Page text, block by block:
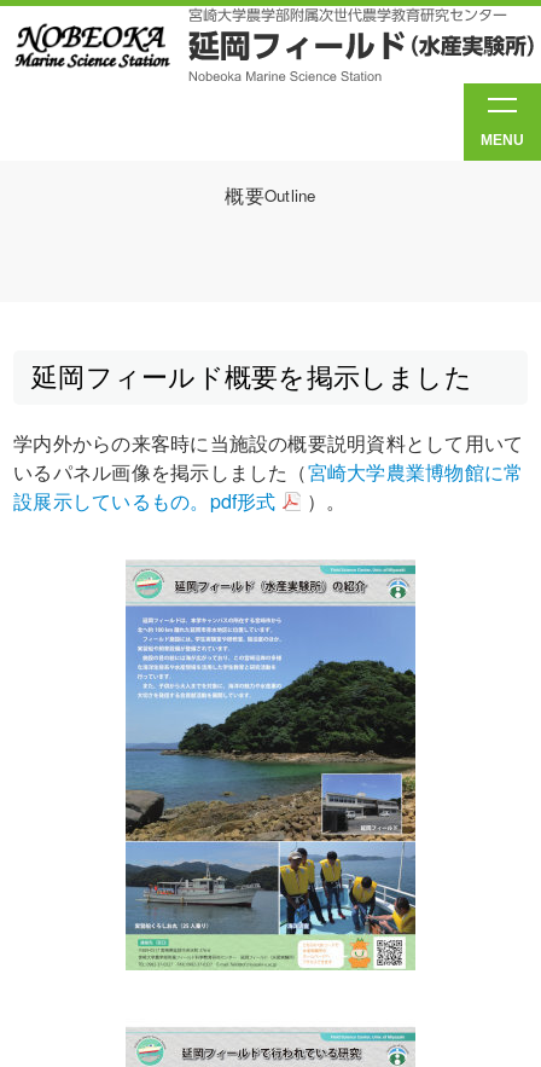
MENU
概要Outline
延岡フィールド概要を掲示しました
学内外からの来客時に当施設の概要説明資料として用いて
いるパネル画像を掲示しました（宮崎大学農業博物館に常
設展示しているもの。pdf形式
）。